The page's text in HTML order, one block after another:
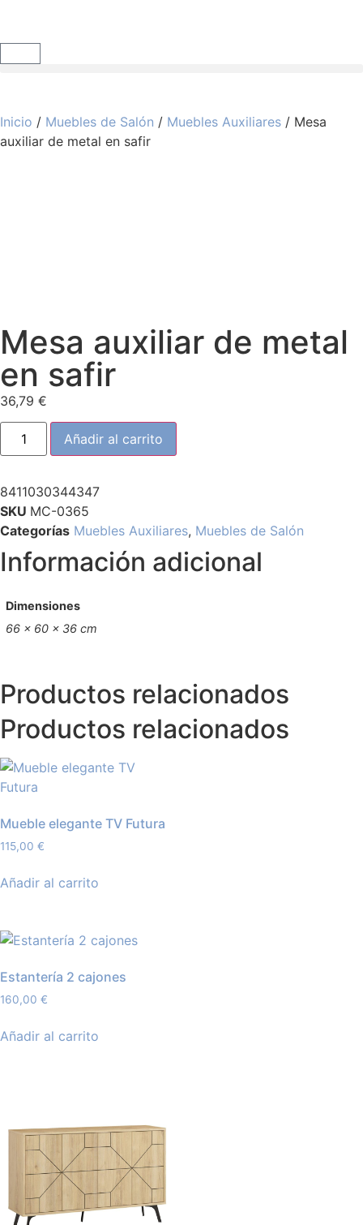
Inicio / Muebles de Salón / Muebles Auxiliares / Mesa
auxiliar de metal en safir
Mesa auxiliar de metal
en safir
36,79 €
Añadir al carrito
8411030344347
SKU MC-0365
Categorías Muebles Auxiliares, Muebles de Salón
Información adicional
Dimensiones
66 × 60 × 36 cm
Productos relacionados
Productos relacionados
Mueble elegante TV Futura
115,00 €
Añadir al carrito
Estantería 2 cajones
160,00 €
Añadir al carrito